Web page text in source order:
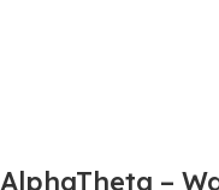
AlphaTheta –